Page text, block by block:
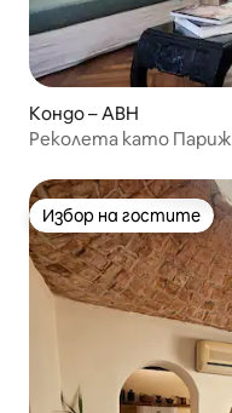
Кондо – ABH
Реколета като Париж,
Избор на гостите
Избор на гостите